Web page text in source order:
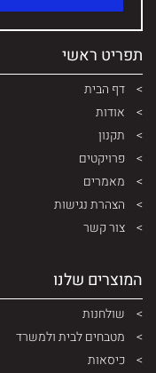
תפריט ראשי
דף הבית
אודות
תקנון
פרויקטים
מאמרים
הצהרת נגישות
צור קשר
המוצרים שלנו
שולחנות
מטבחים לבית ולמשרד
כיסאות